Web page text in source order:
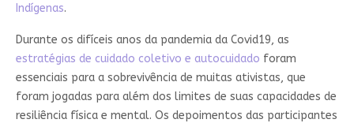
Indígenas.
Durante os difíceis anos da pandemia da Covid19, as
estratégias de cuidado coletivo e autocuidado foram
essenciais para a sobrevivência de muitas ativistas, que
foram jogadas para além dos limites de suas capacidades de
resiliência física e mental. Os depoimentos das participantes